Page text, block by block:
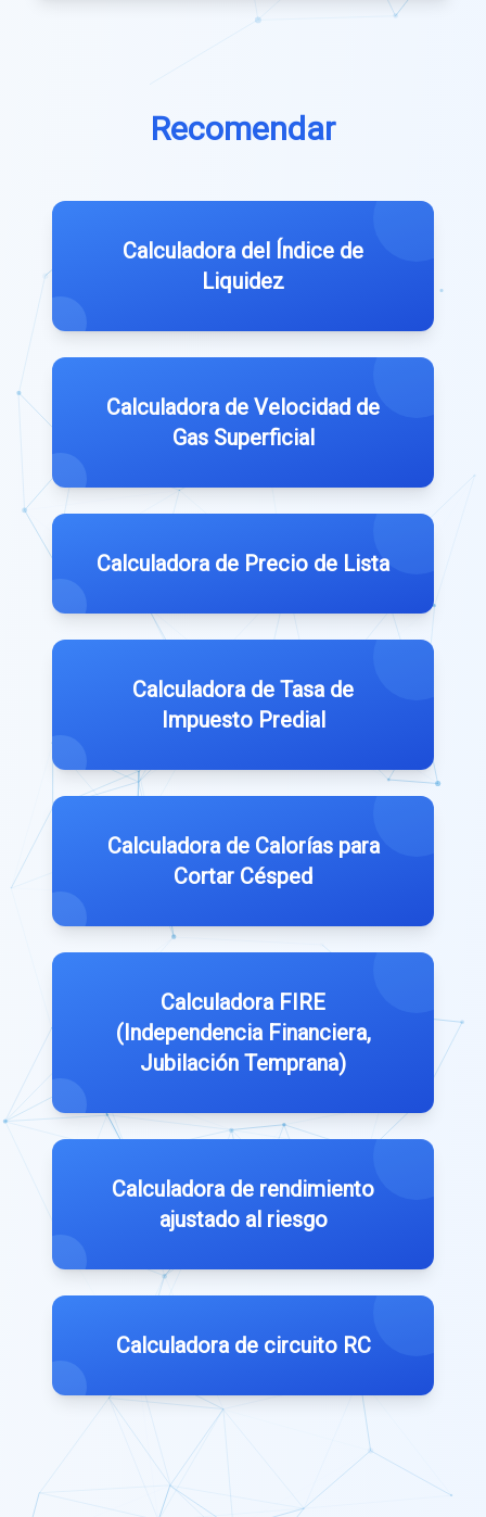
Recomendar
Calculadora del Índice de
Liquidez
Calculadora de Velocidad de
Gas Superficial
Calculadora de Precio de Lista
Calculadora de Tasa de
Impuesto Predial
Calculadora de Calorías para
Cortar Césped
Calculadora FIRE
(Independencia Financiera,
Jubilación Temprana)
Calculadora de rendimiento
ajustado al riesgo
Calculadora de circuito RC